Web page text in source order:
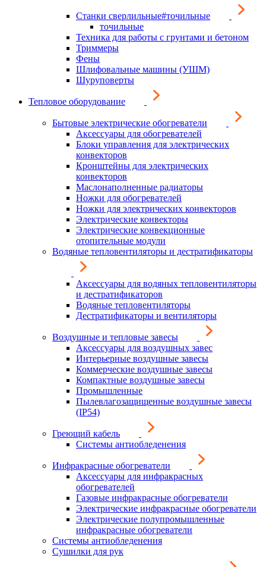
Станки сверлильные#точильные
точильные
Техника для работы с грунтами и бетоном
Триммеры
Фены
Шлифовальные машины (УШМ)
Шуруповерты
Тепловое оборудование
Бытовые электрические обогреватели
Аксессуары для обогревателей
Блоки управления для электрических
конвекторов
Кронштейны для электрических
конвекторов
Маслонаполненные радиаторы
Ножки для обогревателей
Ножки для электрических конвекторов
Электрические конвекторы
Электрические конвекционные
отопительные модули
Водяные тепловентиляторы и дестратификаторы
Аксессуары для водяных тепловентиляторы
и дестратификаторов
Водяные тепловентиляторы
Дестратификаторы и вентиляторы
Воздушные и тепловые завесы
Аксессуары для воздушных завес
Интерьерные воздушные завесы
Коммерческие воздушные завесы
Компактные воздушные завесы
Промышленные
Пылевлагозащищенные воздушные завесы
(IP54)
Греющий кабель
Системы антиобледенения
Инфракрасные обогреватели
Аксессуары для инфракрасных
обогревателей
Газовые инфракрасные обогреватели
Электрические инфракрасные обогреватели
Электрические полупромышленные
инфракрасные обогреватели
Системы антиобледенения
Сушилки для рук